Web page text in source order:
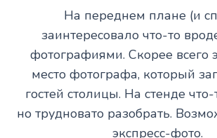
На переднем плане (и
заинтересовало что-то
фотографиями. Скорее всего
место фотографа, который
гостей столицы. На стенде
но трудновато разобрать.
экспресс-фото.